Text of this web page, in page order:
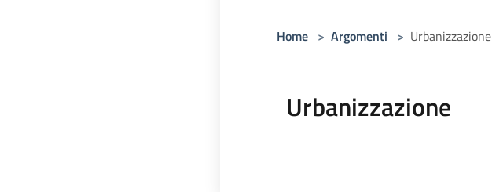
Home > Argomenti > Urbanizzazione
Urbanizzazione